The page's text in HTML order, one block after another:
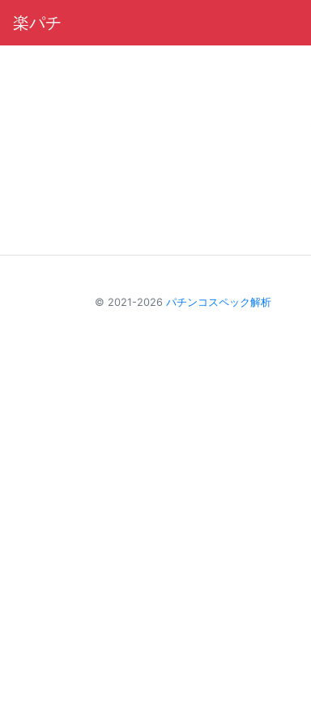
楽パチ
© 2021-2026 パチンコスペック解析